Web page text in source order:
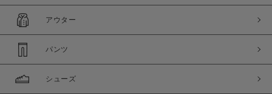
在庫
在庫あり
アウター
パンツ
シューズ